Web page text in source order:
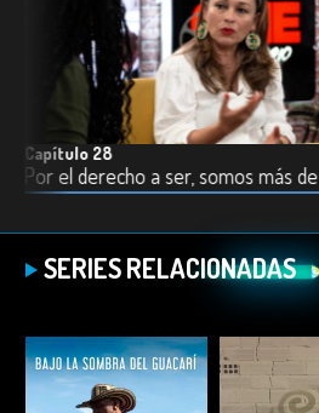
Capítulo 28
SERIES RELACIONADAS